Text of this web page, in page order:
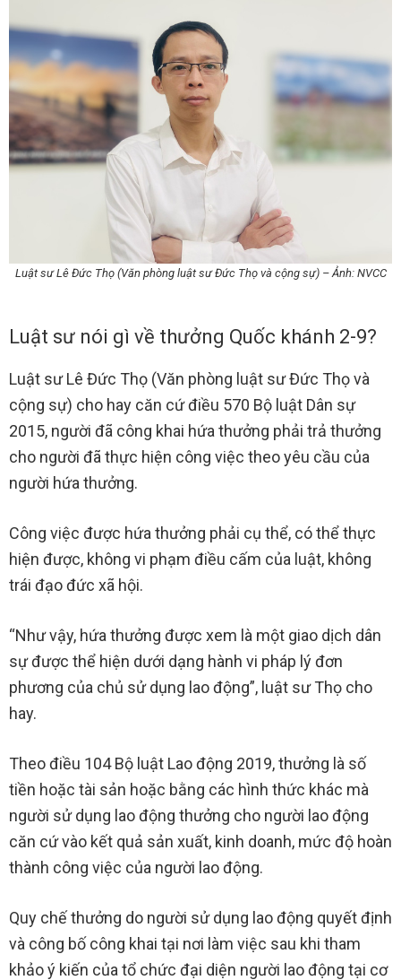
Luật sư Lê Đức Thọ (Văn phòng luật sư Đức Thọ và cộng sự) – Ảnh: NVCC
Luật sư nói gì về thưởng Quốc khánh 2-9?
Luật sư Lê Đức Thọ (Văn phòng luật sư Đức Thọ và
cộng sự) cho hay căn cứ điều 570 Bộ luật Dân sự
2015, người đã công khai hứa thưởng phải trả thưởng
cho người đã thực hiện công việc theo yêu cầu của
người hứa thưởng.
Công việc được hứa thưởng phải cụ thể, có thể thực
hiện được, không vi phạm điều cấm của luật, không
trái đạo đức xã hội.
“Như vậy, hứa thưởng được xem là một giao dịch dân
sự được thể hiện dưới dạng hành vi pháp lý đơn
phương của chủ sử dụng lao động”, luật sư Thọ cho
hay.
Theo điều 104 Bộ luật Lao động 2019, thưởng là số
tiền hoặc tài sản hoặc bằng các hình thức khác mà
người sử dụng lao động thưởng cho người lao động
căn cứ vào kết quả sản xuất, kinh doanh, mức độ hoàn
thành công việc của người lao động.
Quy chế thưởng do người sử dụng lao động quyết định
và công bố công khai tại nơi làm việc sau khi tham
khảo ý kiến của tổ chức đại diện người lao động tại cơ